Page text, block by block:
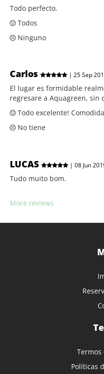
Todo perfecto.
Todos
Ninguno
Carlos | 25 Sep
El lugar es formidable
regresare a Aquagreen, sin
Todo excelente!
No tiene
LUCAS | 08 Jun
Tudo muito bom.
More reviews
Termos
Políticas